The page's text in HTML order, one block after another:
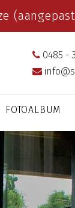
0485 -
FOTOALBUM